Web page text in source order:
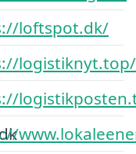
loftspot.dk/
logistiknyt.top/